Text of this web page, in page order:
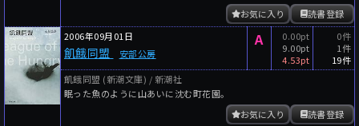
読書登録
お気に入り
2006年09月01日
飢餓同盟 安部公房
A
0.00pt
9.00pt
4.53pt
0件
1件
19件
飢餓同盟 (新潮文庫) / 新潮社
眠った魚のように山あいに沈む町花園。
読書登録
お気に入り